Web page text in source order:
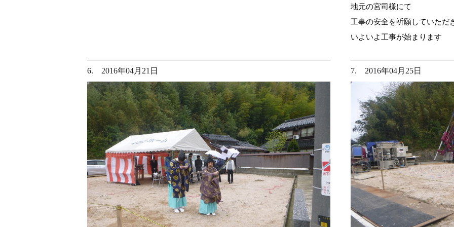
地元の宮司様にて
工事の安全を祈願していただ
いよいよ工事が始まります
6. 2016年04月21日 7. 2016年04月25日